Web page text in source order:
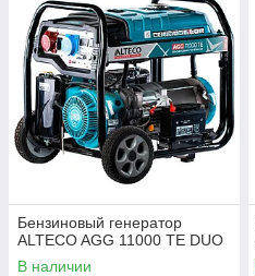
Бензиновый генератор
ALTECO AGG 11000 TE DUO
В наличии